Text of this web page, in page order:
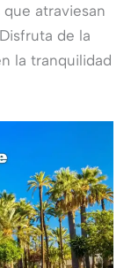
atraviesan
de la
la tranquilidad